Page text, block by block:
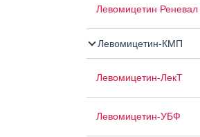
Левомицетин Реневал
Левомицетин-КМП
Левомицетин-ЛекТ
Левомицетин-УБФ